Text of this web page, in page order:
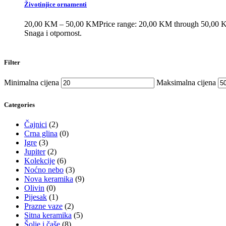
Životinjice ornamenti
20,00 KM – 50,00 KMPrice range: 20,00 KM through 50,00
Snaga i otpornost.
Filter
Minimalna cijena Maksimalna cijena
Categories
Čajnici (2)
Crna glina (0)
Igre (3)
Jupiter (2)
Kolekcije (6)
Noćno nebo (3)
Nova keramika (9)
Olivin (0)
Pijesak (1)
Prazne vaze (2)
Sitna keramika (5)